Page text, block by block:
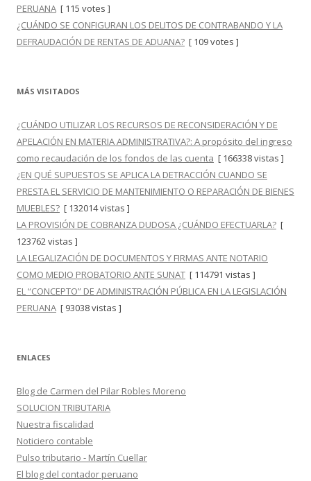
PERUANA [ 115 votes ]
¿CUÁNDO SE CONFIGURAN LOS DELITOS DE CONTRABANDO Y LA
DEFRAUDACIÓN DE RENTAS DE ADUANA? [ 109 votes ]
MÁS VISITADOS
¿CUÁNDO UTILIZAR LOS RECURSOS DE RECONSIDERACIÓN Y DE
APELACIÓN EN MATERIA ADMINISTRATIVA?: A propósito del ingreso
como recaudación de los fondos de las cuenta [ 166338 vistas ]
¿EN QUÉ SUPUESTOS SE APLICA LA DETRACCIÓN CUANDO SE
PRESTA EL SERVICIO DE MANTENIMIENTO O REPARACIÓN DE BIENES
MUEBLES? [ 132014 vistas ]
LA PROVISIÓN DE COBRANZA DUDOSA ¿CUÁNDO EFECTUARLA? [
123762 vistas ]
LA LEGALIZACIÓN DE DOCUMENTOS Y FIRMAS ANTE NOTARIO
COMO MEDIO PROBATORIO ANTE SUNAT [ 114791 vistas ]
EL “CONCEPTO” DE ADMINISTRACIÓN PÚBLICA EN LA LEGISLACIÓN
PERUANA [ 93038 vistas ]
ENLACES
Blog de Carmen del Pilar Robles Moreno
SOLUCION TRIBUTARIA
Nuestra fiscalidad
Noticiero contable
Pulso tributario - Martín Cuellar
El blog del contador peruano